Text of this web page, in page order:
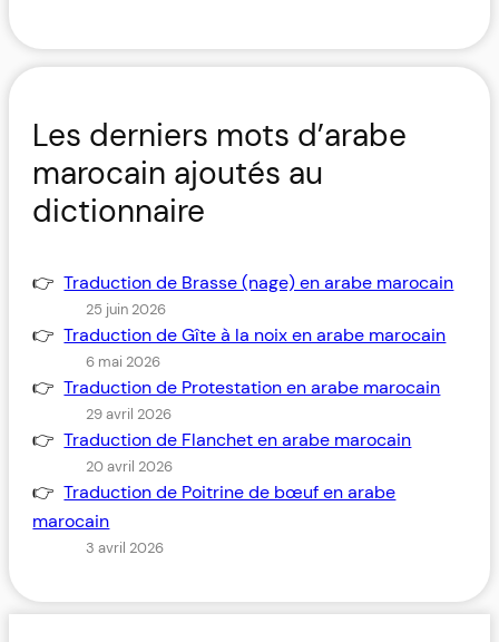
Les derniers mots d’arabe
marocain ajoutés au
dictionnaire
Traduction de Brasse (nage) en arabe marocain
25 juin 2026
Traduction de Gîte à la noix en arabe marocain
6 mai 2026
Traduction de Protestation en arabe marocain
29 avril 2026
Traduction de Flanchet en arabe marocain
20 avril 2026
Traduction de Poitrine de bœuf en arabe
marocain
3 avril 2026